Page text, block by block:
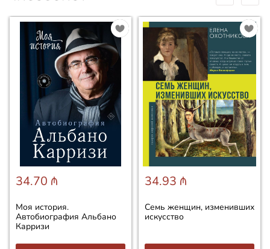
34.70 ₼
Моя история.
Автобиография Альбано
Карризи
34.93 ₼
Семь женщин, изменивших
искусство